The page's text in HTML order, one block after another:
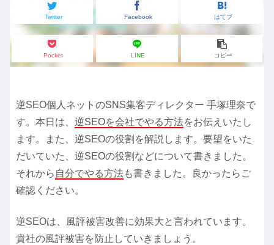
Twitter Facebook はてブ
Pocket LINE コピー
逆SEO個人ネットのSNS集客ディレクター 手塚理奈で
す。本日は、 逆SEOを会社でやる方法をお伝えいたし
ます。また、逆SEOの役割を解説します。要望をいた
だいていた、逆SEOの役割などについて書きました。
それから 自分でやる方法も書きました。良かったらご
確認ください。
逆SEOは、風評被害改善に効果大と言われています。
貴社の風評被害を防止していきましょう。